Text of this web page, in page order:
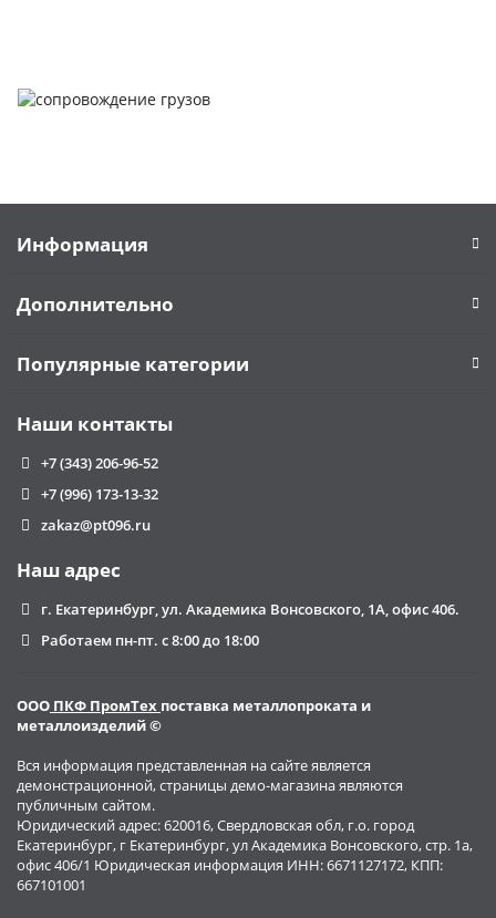
Информация
Дополнительно
Популярные категории
Наши контакты
+7 (343) 206-96-52
+7 (996) 173-13-32
zakaz@pt096.ru
Наш адрес
г. Екатеринбург, ул. Академика Вонсовского, 1А, офис 406.
Работаем пн-пт. с 8:00 до 18:00
ООО ПКФ ПромТех поставка металлопроката и
металлоизделий ©
Вся информация представленная на сайте является
демонстрационной, страницы демо-магазина являются
публичным сайтом.
Юридический адрес: 620016, Свердловская обл, г.о. город
Екатеринбург, г Екатеринбург, ул Академика Вонсовского, стр. 1а,
офис 406/1 Юридическая информация ИНН: 6671127172, КПП:
667101001